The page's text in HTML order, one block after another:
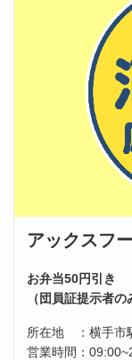
アックスフ
お弁当50円引き
（団員証提示者の
所在地 ：横手市
営業時間：